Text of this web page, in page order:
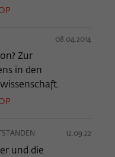
08.04.2014
Zur
in den
12.09.22
und die